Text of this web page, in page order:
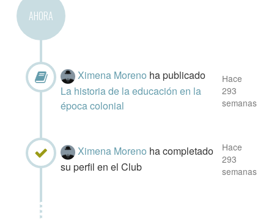
AHORA
Ximena Moreno ha publicado
La historia de la educación en la
época colonial
Hace
293
semanas
Ximena Moreno ha completado
su perfil en el Club
Hace
293
semanas